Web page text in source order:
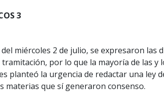
3
miércoles 2 de julio, se expresaron las
por lo que la mayoría de las y
planteó la urgencia de redactar una ley
materias que sí generaron consenso.